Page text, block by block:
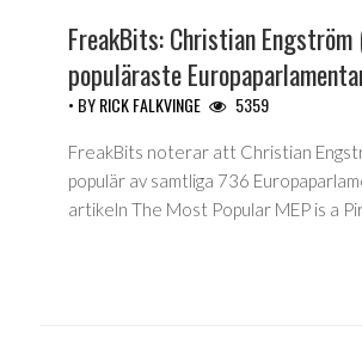
FreakBits: Christian Engström
populäraste
• BYRICK FALKVINGE 5359
FreakBits noterar att Christian
populär av samtliga 736
artikeln The Most Popular MEP is a